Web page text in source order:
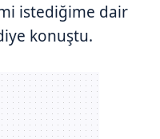
istediğime dair
konuştu.